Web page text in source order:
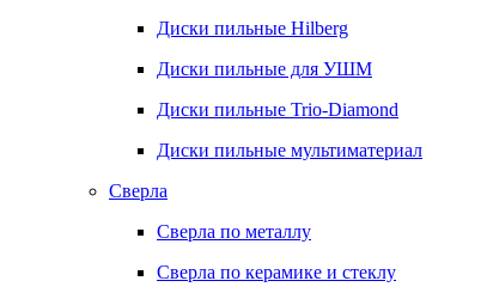
Диски пильные Hilberg
Диски пильные для УШМ
Диски пильные Trio-Diamond
Диски пильные мультиматериал
Сверла
Сверла по металлу
Сверла по керамике и стеклу